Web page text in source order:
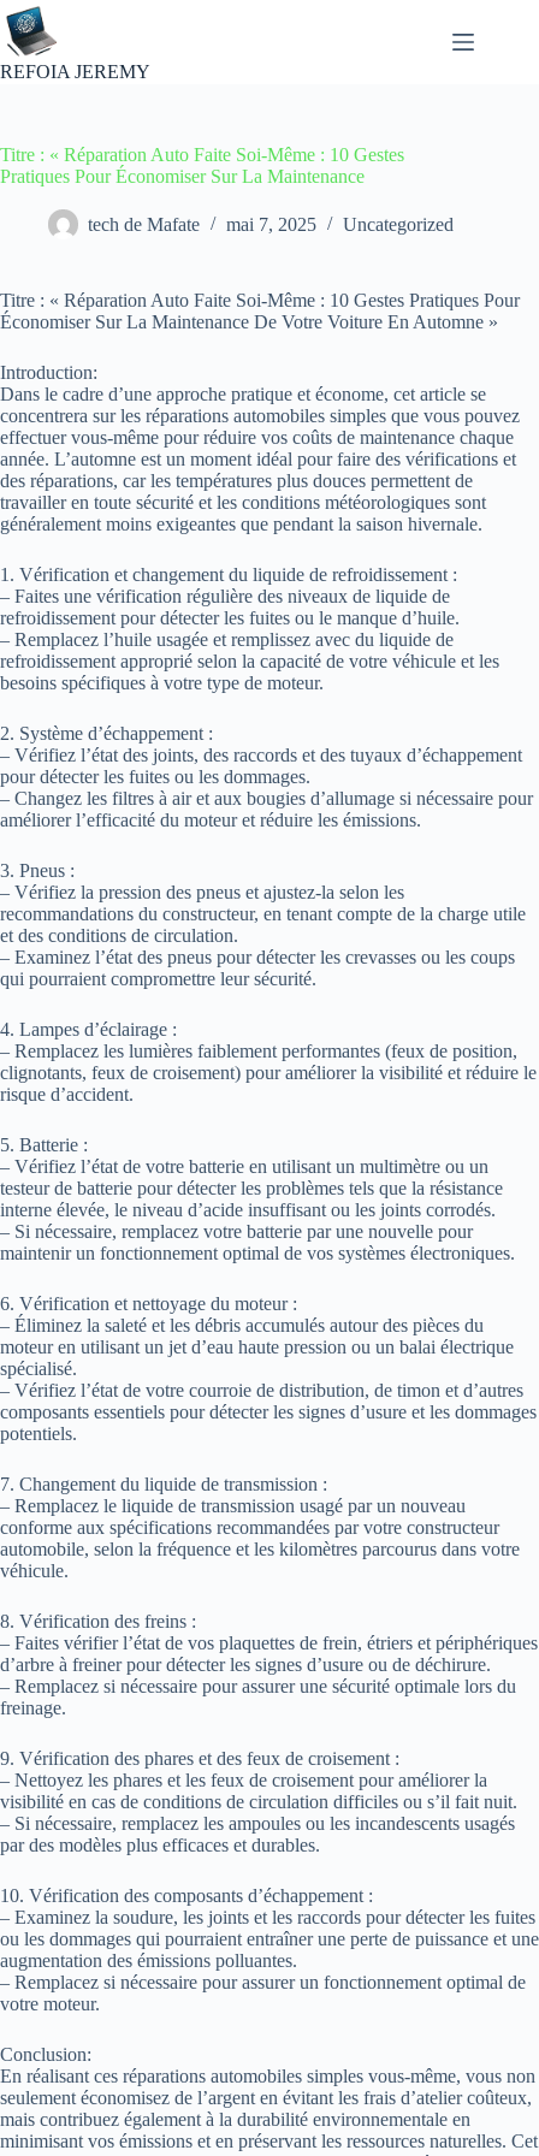
Passer
au
contenu
REFOIA JEREMY
Titre : « Réparation Auto Faite Soi-Même : 10 Gestes
Pratiques Pour Économiser Sur La Maintenance
tech de Mafate mai 7, 2025 Uncategorized
Titre : « Réparation Auto Faite Soi-Même : 10 Gestes Pratiques Pour
Économiser Sur La Maintenance De Votre Voiture En Automne »
Introduction:
Dans le cadre d’une approche pratique et économe, cet article se
concentrera sur les réparations automobiles simples que vous pouvez
effectuer vous-même pour réduire vos coûts de maintenance chaque
année. L’automne est un moment idéal pour faire des vérifications et
des réparations, car les températures plus douces permettent de
travailler en toute sécurité et les conditions météorologiques sont
généralement moins exigeantes que pendant la saison hivernale.
1. Vérification et changement du liquide de refroidissement :
– Faites une vérification régulière des niveaux de liquide de
refroidissement pour détecter les fuites ou le manque d’huile.
– Remplacez l’huile usagée et remplissez avec du liquide de
refroidissement approprié selon la capacité de votre véhicule et les
besoins spécifiques à votre type de moteur.
2. Système d’échappement :
– Vérifiez l’état des joints, des raccords et des tuyaux d’échappement
pour détecter les fuites ou les dommages.
– Changez les filtres à air et aux bougies d’allumage si nécessaire pour
améliorer l’efficacité du moteur et réduire les émissions.
3. Pneus :
– Vérifiez la pression des pneus et ajustez-la selon les
recommandations du constructeur, en tenant compte de la charge utile
et des conditions de circulation.
– Examinez l’état des pneus pour détecter les crevasses ou les coups
qui pourraient compromettre leur sécurité.
4. Lampes d’éclairage :
– Remplacez les lumières faiblement performantes (feux de position,
clignotants, feux de croisement) pour améliorer la visibilité et réduire le
risque d’accident.
5. Batterie :
– Vérifiez l’état de votre batterie en utilisant un multimètre ou un
testeur de batterie pour détecter les problèmes tels que la résistance
interne élevée, le niveau d’acide insuffisant ou les joints corrodés.
– Si nécessaire, remplacez votre batterie par une nouvelle pour
maintenir un fonctionnement optimal de vos systèmes électroniques.
6. Vérification et nettoyage du moteur :
– Éliminez la saleté et les débris accumulés autour des pièces du
moteur en utilisant un jet d’eau haute pression ou un balai électrique
spécialisé.
– Vérifiez l’état de votre courroie de distribution, de timon et d’autres
composants essentiels pour détecter les signes d’usure et les dommages
potentiels.
7. Changement du liquide de transmission :
– Remplacez le liquide de transmission usagé par un nouveau
conforme aux spécifications recommandées par votre constructeur
automobile, selon la fréquence et les kilomètres parcourus dans votre
véhicule.
8. Vérification des freins :
– Faites vérifier l’état de vos plaquettes de frein, étriers et périphériques
d’arbre à freiner pour détecter les signes d’usure ou de déchirure.
– Remplacez si nécessaire pour assurer une sécurité optimale lors du
freinage.
9. Vérification des phares et des feux de croisement :
– Nettoyez les phares et les feux de croisement pour améliorer la
visibilité en cas de conditions de circulation difficiles ou s’il fait nuit.
– Si nécessaire, remplacez les ampoules ou les incandescents usagés
par des modèles plus efficaces et durables.
10. Vérification des composants d’échappement :
– Examinez la soudure, les joints et les raccords pour détecter les fuites
ou les dommages qui pourraient entraîner une perte de puissance et une
augmentation des émissions polluantes.
– Remplacez si nécessaire pour assurer un fonctionnement optimal de
votre moteur.
Conclusion:
En réalisant ces réparations automobiles simples vous-même, vous non
seulement économisez de l’argent en évitant les frais d’atelier coûteux,
mais contribuez également à la durabilité environnementale en
minimisant vos émissions et en préservant les ressources naturelles. Cet